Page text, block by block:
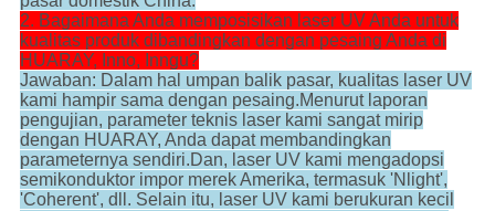
2. Bagaimana Anda memposisikan laser UV Anda untuk
kualitas produk dibandingkan dengan pesaing Anda di
HUARAY, Inno, Inngu?
Jawaban: Dalam hal umpan balik pasar, kualitas laser UV
kami hampir sama dengan pesaing.Menurut laporan
pengujian, parameter teknis laser kami sangat mirip
dengan HUARAY, Anda dapat membandingkan
parameternya sendiri.Dan, laser UV kami mengadopsi
semikonduktor impor merek Amerika, termasuk 'Nlight',
'Coherent', dll. Selain itu, laser UV kami berukuran kecil